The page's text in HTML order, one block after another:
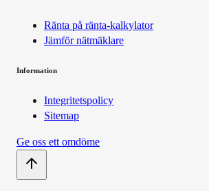
Ränta på ränta-kalkylator
Jämför nätmäklare
Information
Integritetspolicy
Sitemap
Ge oss ett omdöme